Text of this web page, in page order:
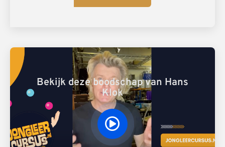
Bekijk deze boodschap van Hans
Klok